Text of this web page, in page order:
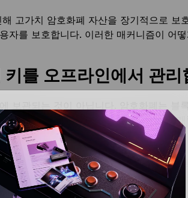
고가치 암호화폐 자산을 장기적으로 보
자를 보호합니다. 이러한 매커니즘이 어
를 오프라인에서 관리
보관되는 것이 아닙니다. 암호화폐는 블
를 저장합니다. 암호화폐 지갑이 계정의
이해해야 합니다.
은 인터넷에 연결된 장치에 개인 키를 저
인 키가 해커에게 노출될 수 있습니다.
잭션에 서명할 때 사용자 계정이 악의적